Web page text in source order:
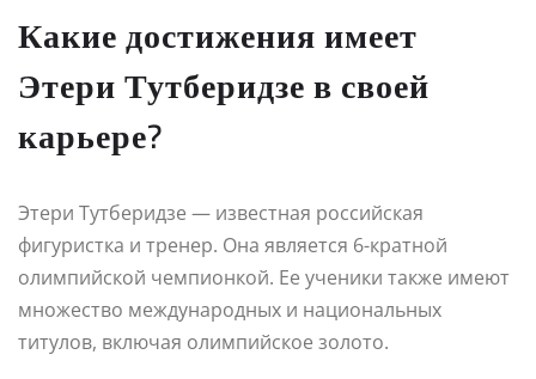
Какие достижения имеет
Этери Тутберидзе в своей
карьере?
Этери Тутберидзе — известная российская
фигуристка и тренер. Она является 6-кратной
олимпийской чемпионкой. Ее ученики также имеют
множество международных и национальных
титулов, включая олимпийское золото.